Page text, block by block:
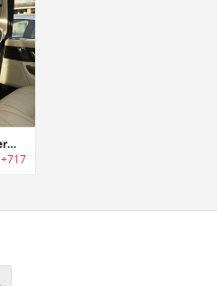
Trunk and Backseat Organizer｜大容量のトランク/バックシートオーガナイザー
+717